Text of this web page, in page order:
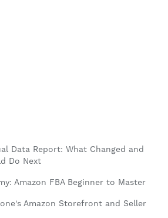
Data Report: What Changed and
Do Next
Amazon FBA Beginner to Master
Amazon Storefront and Seller